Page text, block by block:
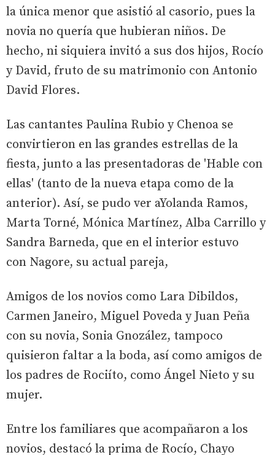
la única menor que asistió al casorio, pues la
novia no quería que hubieran niños. De
hecho, ni siquiera invitó a sus dos hijos, Rocío
y David, fruto de su matrimonio con Antonio
David Flores.
Las cantantes Paulina Rubio y Chenoa se
convirtieron en las grandes estrellas de la
fiesta, junto a las presentadoras de 'Hable con
ellas' (tanto de la nueva etapa como de la
anterior). Así, se pudo ver aYolanda Ramos,
Marta Torné, Mónica Martínez, Alba Carrillo y
Sandra Barneda, que en el interior estuvo
con Nagore, su actual pareja,
Amigos de los novios como Lara Dibildos,
Carmen Janeiro, Miguel Poveda y Juan Peña
con su novia, Sonia Gnozález, tampoco
quisieron faltar a la boda, así como amigos de
los padres de Rociíto, como Ángel Nieto y su
mujer.
Entre los familiares que acompañaron a los
novios, destacó la prima de Rocío, Chayo